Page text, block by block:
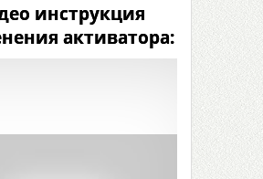
инструкция
активатора: